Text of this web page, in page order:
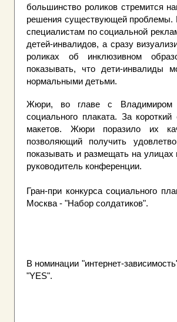
большинство роликов стремится
решения существующей проблемы.
специалистам по социальной
детей-инвалидов, а сразу
роликах об инклюзивном
показывать, что дети-инвалиды
нормальными детьми.
Жюри, во главе с Владимиром
социального плаката. За
макетов. Жюри поразило их
позволяющий получить
показывать и размещать на
руководитель конференции.
Гран-при конкурса социального
Москва - "Набор солдатиков".
В номинации "интернет-
"YES".